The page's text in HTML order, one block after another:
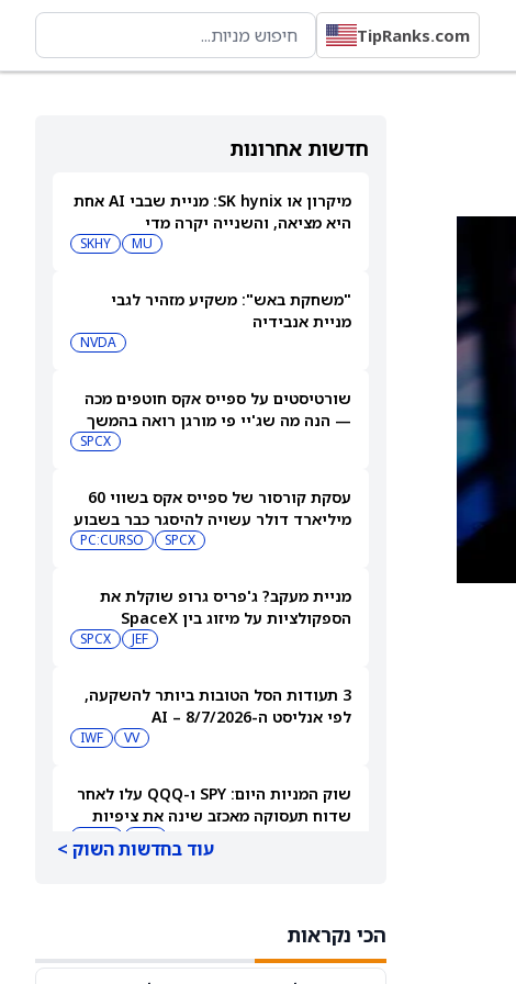
TipRanks.com
חדשות אחרונות
מיקרון או SK hynix: מניית שבבי AI אחת
היא מציאה, והשנייה יקרה מדי
MU
SKHY
"משחקת באש": משקיע מזהיר לגבי
מניית אנבידיה
NVDA
שורטיסטים על ספייס אקס חוטפים מכה
— הנה מה שג'יי פי מורגן רואה בהמשך
SPCX
עסקת קורסור של ספייס אקס בשווי 60
מיליארד דולר עשויה להיסגר כבר בשבוע
SPCX
PC:CURSO
מניית מעקב? ג'פריס גרופ שוקלת את
הספקולציות על מיזוג בין SpaceX
JEF
SPCX
3 תעודות הסל הטובות ביותר להשקעה,
לפי אנליסט ה-AI – 8/7/2026
VV
IWF
שוק המניות היום: SPY ו-QQQ עלו לאחר
שדוח תעסוקה מאכזב שינה את ציפיות
עוד בחדשות השוק >
הכי נקראות